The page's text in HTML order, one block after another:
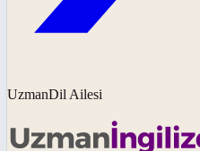
UzmanDil Ailesi